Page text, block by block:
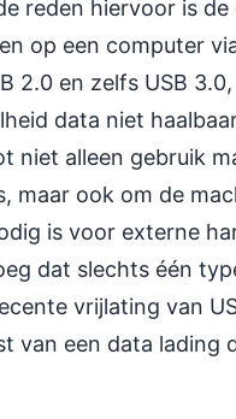
reden hiervoor is
op een computer
2.0 en zelfs USB
data niet
niet alleen gebruik
maar ook om de
is voor externe
dat slechts één
vrijlating van
van een data lading